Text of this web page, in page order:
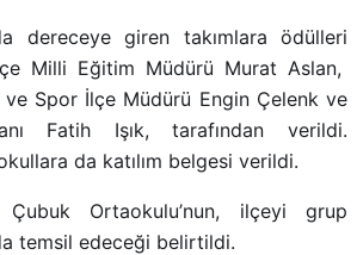
dereceye giren takımlara ödülleri
Milli Eğitim Müdürü Murat Aslan,
Spor İlçe Müdürü Engin Çelenk ve
Fatih Işık, tarafından verildi.
da katılım belgesi verildi.
Ortaokulu’nun, ilçeyi grup
temsil edeceği belirtildi.